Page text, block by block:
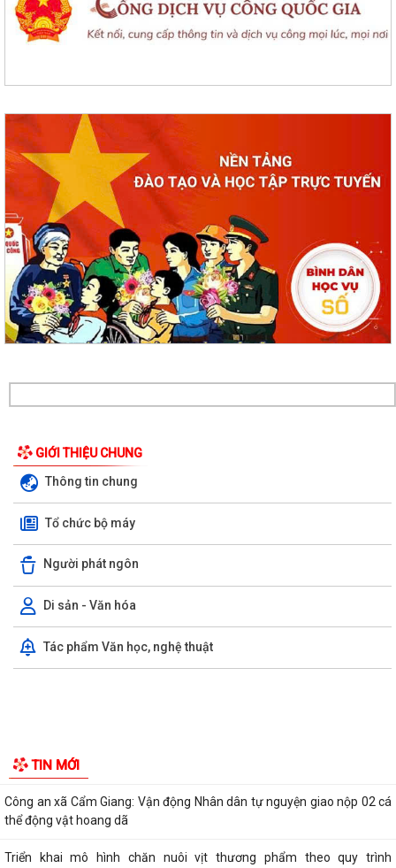
GIỚI THIỆU CHUNG
Thông tin chung
Tổ chức bộ máy
Người phát ngôn
Di sản - Văn hóa
Tác phẩm Văn học, nghệ thuật
TIN MỚI
Xã Cẩm Giang tổ chức lấy mẫu ADN hài cốt liệt sĩ chưa xác định được
danh tính
Xã Cẩm Giang dự Hội nghị trực tuyến triển khai công tác đo đạc, lập
bản đồ địa chính và xây dựng cơ...
Cẩm Giang quyết tâm bứt phá trong cải cách hành chính và mở rộng
diện bao phủ bảo hiểm xã hội, bảo...
thể động vật hoang dã
Triển khai mô hình chăn nuôi vịt thương phẩm theo quy trình
VietGAHP tại xã Cẩm Giang
hiện Nghị quyết Hội nghị...
Xã Cẩm Giang tổ chức Hội nghị quán triệt, triển khai thực hiện Chỉ thị
số 07-CT/TW của Bộ Chính trị...
Thông tư số 101/2026/TT-BCA quy định về quản lý, sử dụng, khai thác